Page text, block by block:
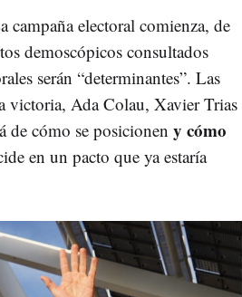
campaña electoral comienza, de
demoscópicos consultados
serán “determinantes”. Las
victoria, Ada Colau, Xavier Trias
cómo se posicionen y cómo
en un pacto que ya estaría